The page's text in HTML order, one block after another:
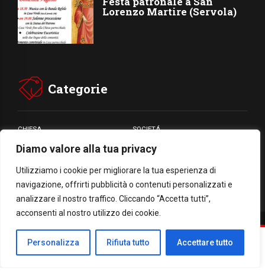
Diamo valore alla tua privacy
Utilizziamo i cookie per migliorare la tua esperienza di
navigazione, offrirti pubblicità o contenuti personalizzati e
analizzare il nostro traffico. Cliccando “Accetta tutti”,
acconsenti al nostro utilizzo dei cookie.
Personalizza Rifiuta tutto Accettare tutto
Lorenzo Martire (Servola)
Categorie
CHIESA SOCIETÁ
CARITÁ GIUBILEO
CULTURA MEDIA
Facebook
WhatsApp
Threads
Email
Condividi